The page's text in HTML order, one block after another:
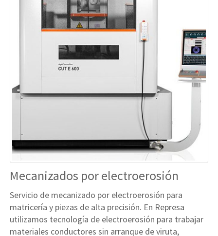
Mecanizados por electroerosión
Servicio de mecanizado por electroerosión para
matricería y piezas de alta precisión. En Represa
utilizamos tecnología de electroerosión para trabajar
materiales conductores sin arranque de viruta,